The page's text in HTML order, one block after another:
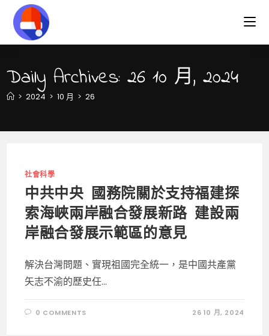
content
Daily Archives: 26 10 月, 2024
> 2024 > 10 月 > 26
社會科學
中共中央 國務院關於支持福建探
索海峽兩岸融合發展新路 建設兩
岸融合發展示範區的意見
解決台灣問題、實現祖國完全統一，是中國共產黨
矢志不渝的歷史任...
0 COMMENTS 26 10 月, 2024